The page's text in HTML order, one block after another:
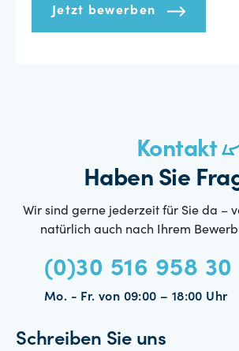
Jetzt bewerben
Kontakt
Haben Sie
Wir sind gerne jederzeit für Sie da –
natürlich auch nach Ihrem
(0)30 516 958 30
Mo. - Fr. von 09:00 – 18:00 Uhr
Schreiben Sie uns